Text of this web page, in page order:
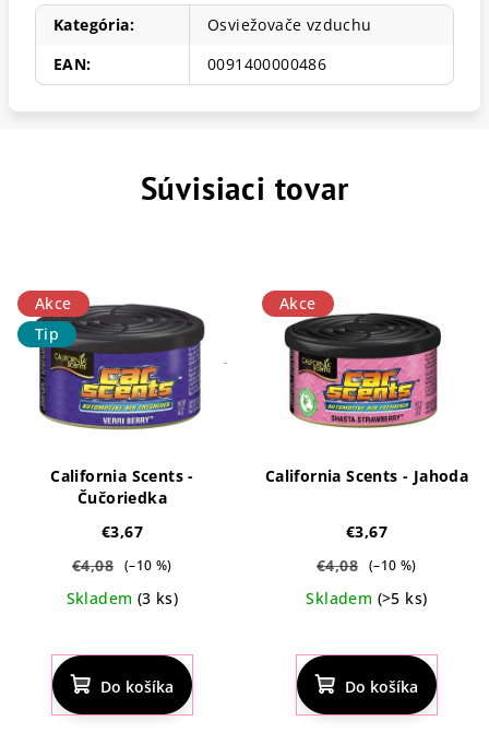
Kategória:
Osviežovače vzduchu
EAN: 0091400000486
Súvisiaci tovar
Akce
Tip
California Scents -
Čučoriedka
€3,67
€4,08 (–10 %)
Skladem (3 ks)
hodnotenie
produktu
je
5,0
Do košíka
Akce
California Scents - Jahoda
€3,67
€4,08 (–10 %)
Skladem (>5 ks)
hodnotenie
produktu
je
5,0
Do košíka